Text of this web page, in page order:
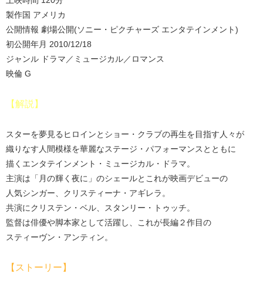
製作国 アメリカ
公開情報 劇場公開(ソニー・ピクチャーズ エンタテインメント)
初公開年月 2010/12/18
ジャンル ドラマ／ミュージカル／ロマンス
映倫 G
【解説】
スターを夢見るヒロインとショー・クラブの再生を目指す人々が
織りなす人間模様を華麗なステージ・パフォーマンスとともに
描くエンタテインメント・ミュージカル・ドラマ。
主演は「月の輝く夜に」のシェールとこれが映画デビューの
人気シンガー、クリスティーナ・アギレラ。
共演にクリステン・ベル、スタンリー・トゥッチ。
監督は俳優や脚本家として活躍し、これが長編２作目の
スティーヴン・アンティン。
【ストーリー】